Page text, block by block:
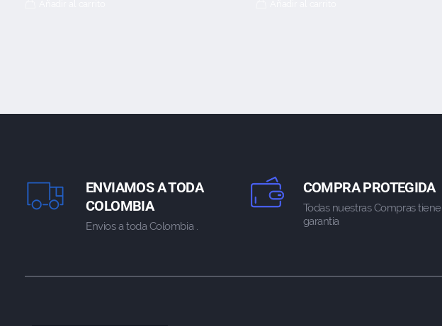
ENVIAMOS A TODA
COLOMBIA
Envios a toda Colombia .
COMPRA PROTEGIDA
Todas nuestras Compras tiene
garantia